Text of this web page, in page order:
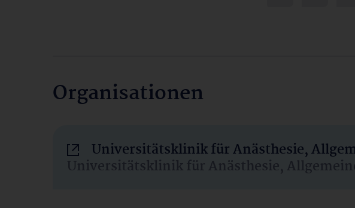
Organisationen
Universitätsklinik für Anästhesie,
Universitätsklinik für Anästhesie,